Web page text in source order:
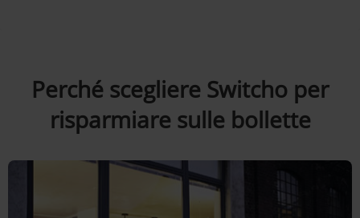
Perché scegliere Switcho per
risparmiare sulle bollette